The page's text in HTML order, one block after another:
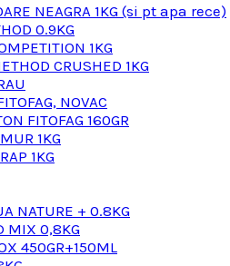
NEAGRA 1KG (si pt apa rece)
0.9KG
1KG
CRUSHED 1KG
NOVAC
FITOFAG 160GR
1KG
1KG
NATURE + 0.8KG
MIX 0,8KG
450GR+150ML